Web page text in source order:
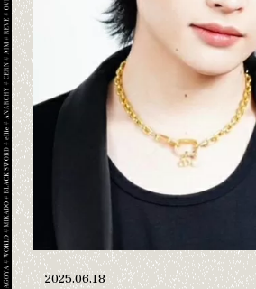
2025.06.18